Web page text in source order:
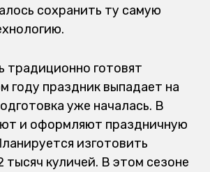
сохранить ту самую
традиционно готовят
году праздник выпадает на
уже началась. В
и оформляют праздничную
изготовить
тысяч куличей. В этом сезоне